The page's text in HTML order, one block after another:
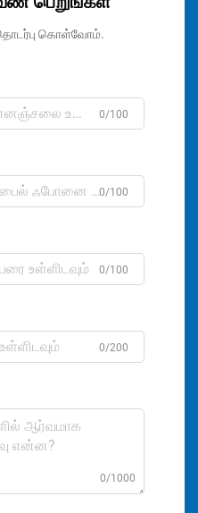
கொள்வோம்.
0/100
0/100
0/100
0/200
0/1000